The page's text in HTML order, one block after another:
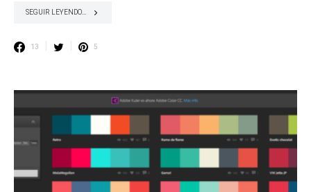
SEGUIR LEYENDO...
13 5